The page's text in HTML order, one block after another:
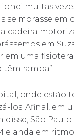
muitas
se morasse em
cadeira
em
em uma
têm rampa”.
onde
los. Afinal,
disso, São
e anda em